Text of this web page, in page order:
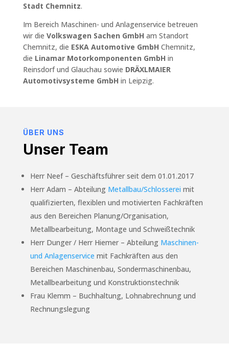
Stadt Chemnitz.
Im Bereich Maschinen- und Anlagenservice betreuen
wir die Volkswagen Sachen GmbH am Standort
Chemnitz, die ESKA Automotive GmbH Chemnitz,
die Linamar Motorkomponenten GmbH in
Reinsdorf und Glauchau sowie DRÄXLMAIER
Automotivsysteme GmbH in Leipzig.
ÜBER UNS
Unser Team
Herr Neef – Geschäftsführer seit dem 01.01.2017
Herr Adam – Abteilung Metallbau/Schlosserei mit
qualifizierten, flexiblen und motivierten Fachkräften
aus den Bereichen Planung/Organisation,
Metallbearbeitung, Montage und Schweißtechnik
Herr Dunger / Herr Hiemer – Abteilung Maschinen-
und Anlagenservice mit Fachkräften aus den
Bereichen Maschinenbau, Sondermaschinenbau,
Metallbearbeitung und Konstruktionstechnik
Frau Klemm – Buchhaltung, Lohnabrechnung und
Rechnungslegung